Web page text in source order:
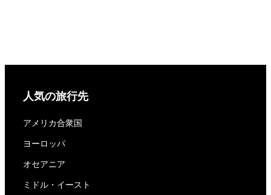
人気の旅行先
アメリカ合衆国
ヨーロッパ
オセアニア
ミドル・イースト